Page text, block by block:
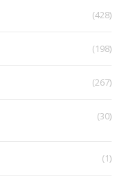
(428)
(198)
(267)
(30)
(1)